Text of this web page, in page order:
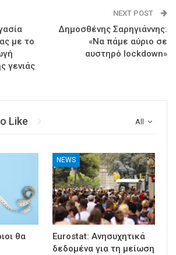
με το
γενιάς
NEXT POST
Δημοσθένης Σαρηγιάννης:
«Να πάμε αύριο σε
αυστηρό lockdown»
All
Like
θα
NEWS
Eurostat: Ανησυχητικά
δεδομένα για τη μείωση